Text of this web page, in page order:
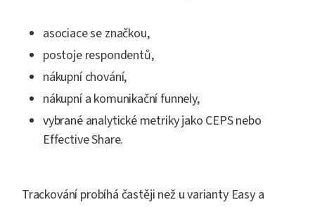
asociace se značkou,
postoje respondentů,
nákupní chování,
nákupní a komunikační funnely,
vybrané analytické metriky jako CEPS nebo
Effective Share.
Trackování probíhá častěji než u varianty Easy a